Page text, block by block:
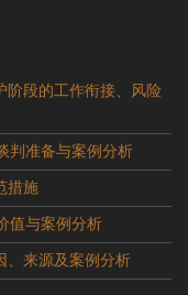
阶段的工作衔接、风险
判准备与案例分析
措施
值与案例分析
、来源及案例分析